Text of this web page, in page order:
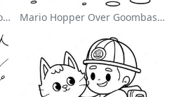
Wwe Wrestler Hopper På Modstander Farvelægningsside Mario Hopper Over Goombas Farvelægningsside